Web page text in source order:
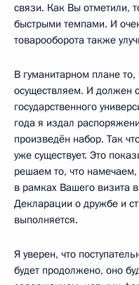
связи. Как Вы отметили,
быстрыми темпами. И
товарооборота также
В гуманитарном плане
осуществляем. И должен
государственного
года я издал
произведён набор. Так
уже существует. Это
решаем то, что
в рамках Вашего визита
Декларации о дружбе и
выполняется.
Я уверен, что
будет продолжено, оно